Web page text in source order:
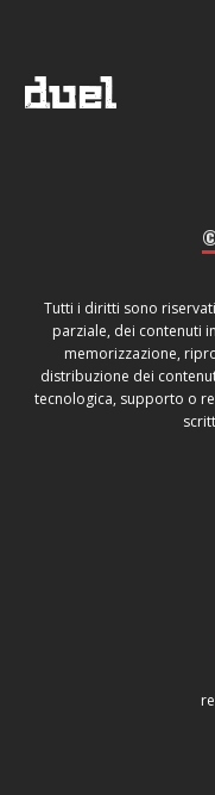
Tutti i diritti sono
parziale, dei contenuti
memorizzazione,
distribuzione dei
tecnologica, supporto o